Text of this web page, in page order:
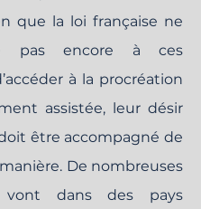
que la loi française ne
pas encore à ces
à la procréation
assistée, leur désir
être accompagné de
De nombreuses
vont dans des pays